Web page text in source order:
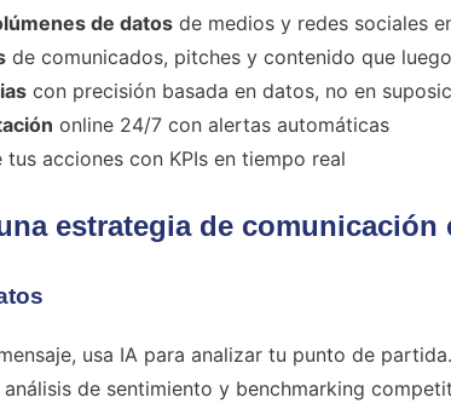
de datos de medios y redes sociales
de comunicados, pitches y contenido que
con precisión basada en datos, no en
online 24/7 con alertas automáticas
tus acciones con KPIs en tiempo real
estrategia de comunicación
usa IA para analizar tu punto de
de sentimiento y benchmarking